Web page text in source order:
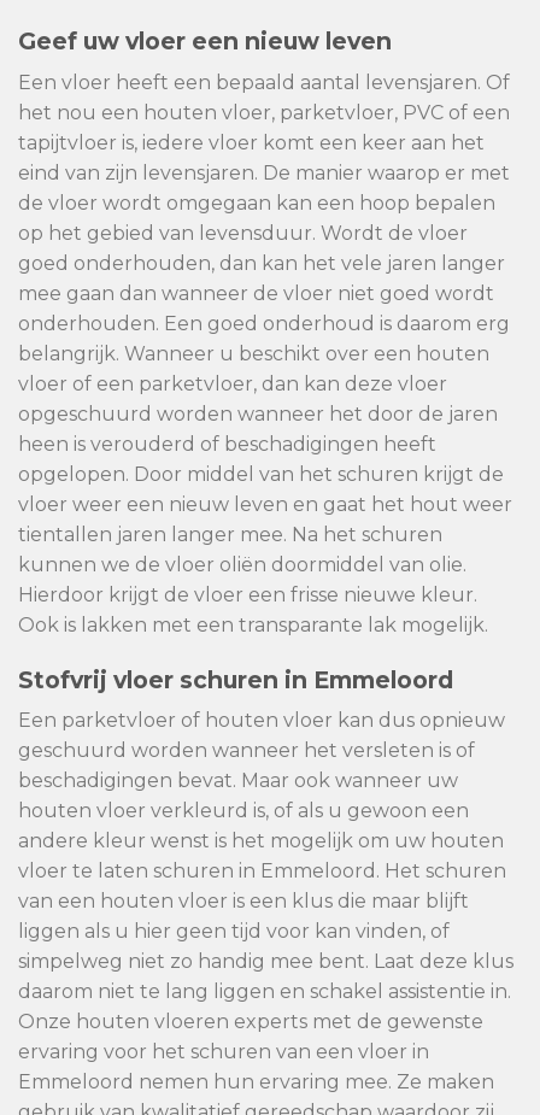
Geef uw vloer een nieuw leven
Een vloer heeft een bepaald aantal levensjaren. Of
het nou een houten vloer, parketvloer, PVC of een
tapijtvloer is, iedere vloer komt een keer aan het
eind van zijn levensjaren. De manier waarop er met
de vloer wordt omgegaan kan een hoop bepalen
op het gebied van levensduur. Wordt de vloer
goed onderhouden, dan kan het vele jaren langer
mee gaan dan wanneer de vloer niet goed wordt
onderhouden. Een goed onderhoud is daarom erg
belangrijk. Wanneer u beschikt over een houten
vloer of een parketvloer, dan kan deze vloer
opgeschuurd worden wanneer het door de jaren
heen is verouderd of beschadigingen heeft
opgelopen. Door middel van het schuren krijgt de
vloer weer een nieuw leven en gaat het hout weer
tientallen jaren langer mee. Na het schuren
kunnen we de vloer oliën doormiddel van olie.
Hierdoor krijgt de vloer een frisse nieuwe kleur.
Ook is lakken met een transparante lak mogelijk.
Stofvrij vloer schuren in Emmeloord
Een parketvloer of houten vloer kan dus opnieuw
geschuurd worden wanneer het versleten is of
beschadigingen bevat. Maar ook wanneer uw
houten vloer verkleurd is, of als u gewoon een
andere kleur wenst is het mogelijk om uw houten
vloer te laten schuren in Emmeloord. Het schuren
van een houten vloer is een klus die maar blijft
liggen als u hier geen tijd voor kan vinden, of
simpelweg niet zo handig mee bent. Laat deze klus
daarom niet te lang liggen en schakel assistentie in.
Onze houten vloeren experts met de gewenste
ervaring voor het schuren van een vloer in
Emmeloord nemen hun ervaring mee. Ze maken